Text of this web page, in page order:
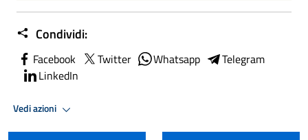
Condividi:
Facebook Twitter Whatsapp
Telegram
LinkedIn
Vedi azioni